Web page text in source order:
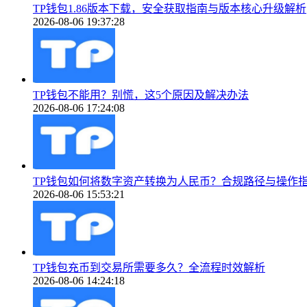
TP钱包1.86版本下载，安全获取指南与版本核心升级解析
2026-08-06 19:37:28
TP钱包不能用？别慌，这5个原因及解决办法
2026-08-06 17:24:08
TP钱包如何将数字资产转换为人民币？合规路径与操作
2026-08-06 15:53:21
TP钱包充币到交易所需要多久？全流程时效解析
2026-08-06 14:24:18